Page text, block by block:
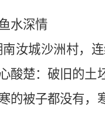
水深情
汝城沙洲村，
酸楚：破旧的
的被子都没有